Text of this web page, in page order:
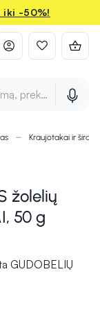
iki -50%!
prekės ženklą ir
Kraujotakai ir
žolelių
50 g